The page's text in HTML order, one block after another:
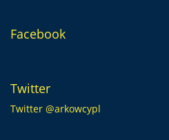
Facebook
Twitter
Twitter @arkowcypl